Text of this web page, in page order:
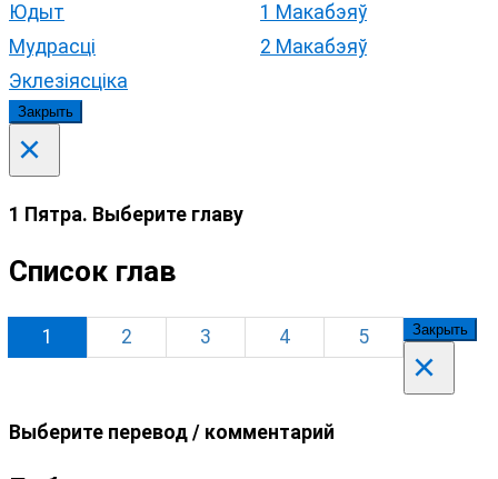
Юдыт
Мудрасці
Эклезіясціка
1 Макабэяў
2 Макабэяў
Закрыть
×
1 Пятра. Выберите главу
Список глав
1 2 3 4 5 Закрыть
×
Выберите перевод / комментарий